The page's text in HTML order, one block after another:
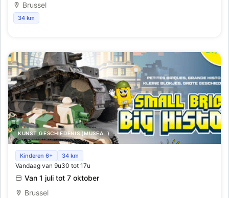
Brussel
34 km
KUNST,GESCHIEDENIS (MUSEA..)
Cobi, Kleine Blokjes, Grote Geschiedenis
Kinderen 6+ 34 km
Vandaag van 9u30 tot 17u
Van 1 juli tot 7 oktober
Brussel